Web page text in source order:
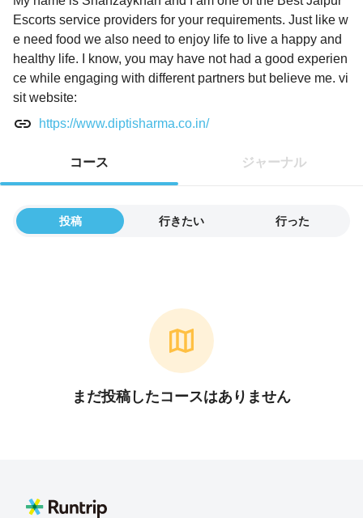
Escorts service providers for your requirements. Just like w
e need food we also need to enjoy life to live a happy and
healthy life. I know, you may have not had a good experien
ce while engaging with different partners but believe me. vi
sit website:
https://www.diptisharma.co.in/
コース ジャーナル
投稿 行きたい 行った
まだ投稿したコースはありません